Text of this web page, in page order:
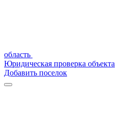
область
Юридическая проверка объекта
Добавить поселок